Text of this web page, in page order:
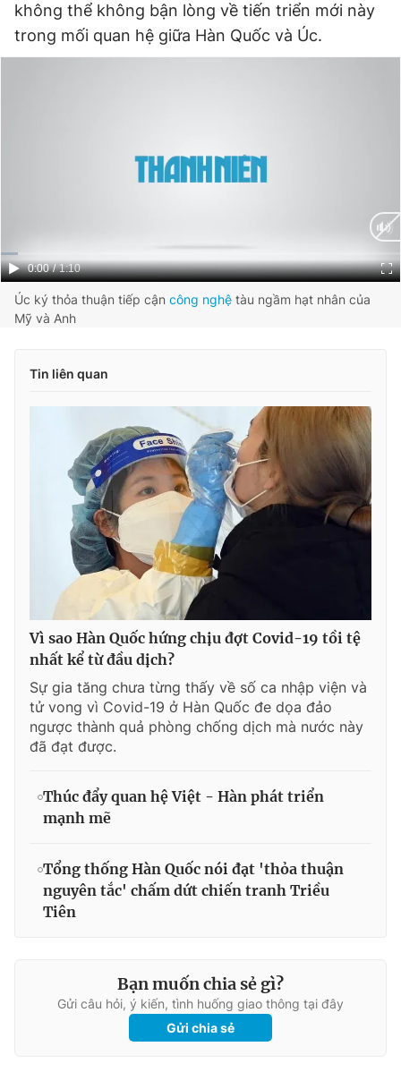
không thể không bận lòng về tiến triển mới này
trong mối quan hệ giữa Hàn Quốc và Úc.
Current
Time
0:00 / Duration
1:10
Úc ký thỏa thuận tiếp cận công nghệ tàu ngầm hạt nhân của
Mỹ và Anh
Tin liên quan
Vì sao Hàn Quốc hứng chịu đợt Covid-19 tồi tệ
nhất kể từ đầu dịch?
Sự gia tăng chưa từng thấy về số ca nhập viện và
tử vong vì Covid-19 ở Hàn Quốc đe dọa đảo
ngược thành quả phòng chống dịch mà nước này
đã đạt được.
Thúc đẩy quan hệ Việt - Hàn phát triển
mạnh mẽ
Tổng thống Hàn Quốc nói đạt 'thỏa thuận
nguyên tắc' chấm dứt chiến tranh Triều
Tiên
Bạn muốn chia sẻ gì?
Gửi câu hỏi, ý kiến, tình huống giao thông tại đây
Gửi chia sẻ